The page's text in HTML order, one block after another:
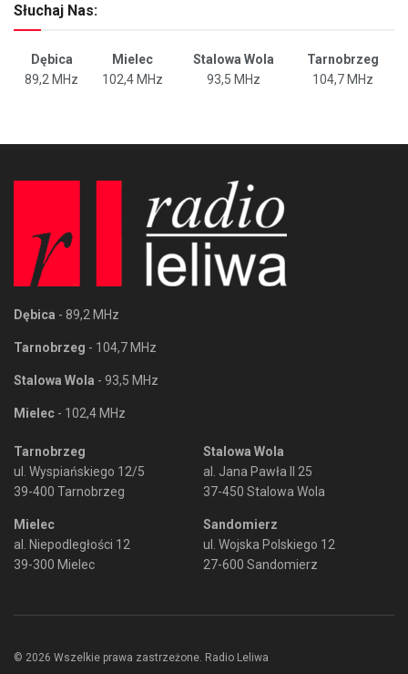
Słuchaj Nas:
Dębica Mielec Stalowa Wola
Tarnobrzeg
89,2 MHz
102,4 MHz 93,5 MHz 104,7 MHz
Dębica - 89,2 MHz
Tarnobrzeg - 104,7 MHz
Stalowa Wola - 93,5 MHz
Mielec - 102,4 MHz
Tarnobrzeg
ul. Wyspiańskiego 12/5
39-400 Tarnobrzeg
Mielec
al. Niepodległości 12
39-300 Mielec
Stalowa Wola
al. Jana Pawła II 25
37-450 Stalowa Wola
Sandomierz
ul. Wojska Polskiego 12
27-600 Sandomierz
© 2026 Wszelkie prawa zastrzeżone. Radio Leliwa